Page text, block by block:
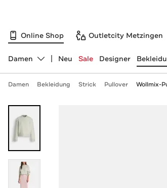
Online Shop Outletcity Metzingen
Abteilung ändern, ausgewählt:
Damen Neu Sale Designer
Damen Bekleidung Strick Pullover Wollmix-